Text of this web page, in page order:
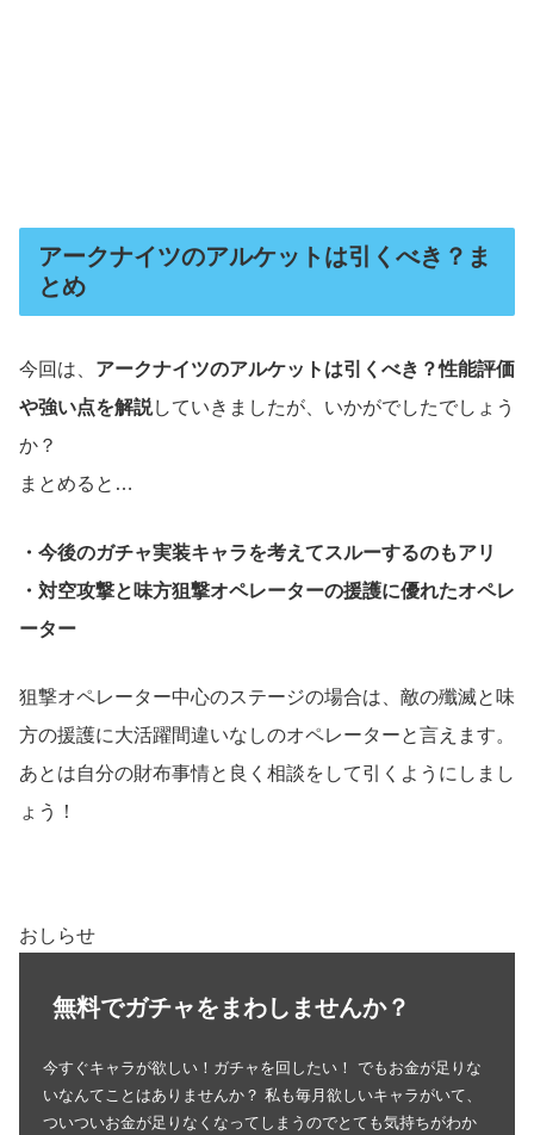
アークナイツのアルケットは引くべき？ま
とめ
今回は、 アークナイツのアルケットは引くべき？性能評価
や強い点を解説していきましたが、いかがでしたでしょう
か？
まとめると…
・今後のガチャ実装キャラを考えてスルーするのもアリ
・対空攻撃と味方狙撃オペレーターの援護に優れたオペレ
ーター
狙撃オペレーター中心のステージの場合は、敵の殲滅と味
方の援護に大活躍間違いなしのオペレーターと言えます。
あとは自分の財布事情と良く相談をして引くようにしまし
ょう！
おしらせ
無料でガチャをまわしませんか？
今すぐキャラが欲しい！ガチャを回したい！ でもお金が足りな
いなんてことはありませんか？ 私も毎月欲しいキャラがいて、
ついついお金が足りなくなってしまうのでとても気持ちがわか